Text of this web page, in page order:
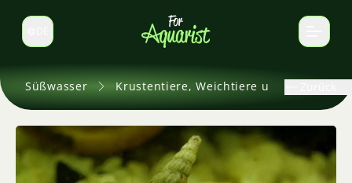
Sprache wechseln
Süßwasser Krustentiere, Weichtiere und andere